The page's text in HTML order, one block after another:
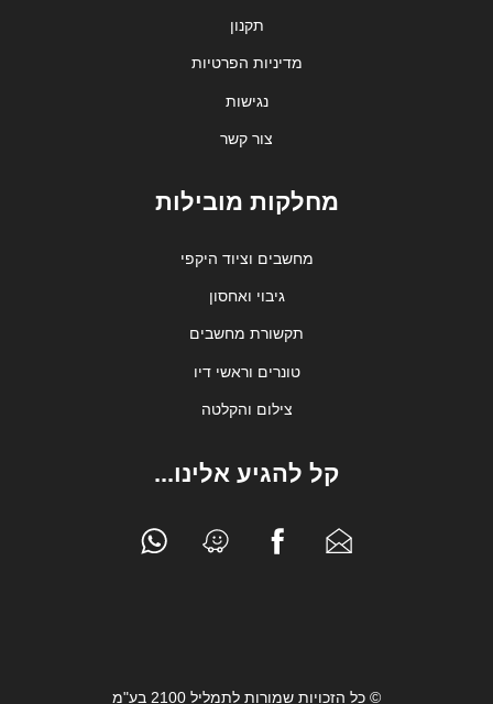
תקנון
מדיניות הפרטיות
נגישות
צור קשר
מחלקות מובילות
מחשבים וציוד היקפי
גיבוי ואחסון
תקשורת מחשבים
טונרים וראשי דיו
צילום והקלטה
קל להגיע אלינו...
© כל הזכויות שמורות לתמליל 2100 בע"מ